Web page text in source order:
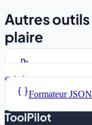
Autres
plaire
Compteur de
Générateur Lorem
Formateur JSON
ToolPilot